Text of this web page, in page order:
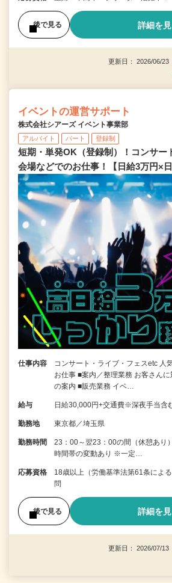
後で見る 詳細を
更新日： 2026/06/
イベントの運営サポート
株式会社シアーズ イベント事業部
アルバイト パート 登録制
短期・単発OK（登録制）！コンサー
会場などでのお仕事！【日給3万円×日
仕事内容
コンサート・ライブ・フェスetc 人
お仕事 ■案内／整理業務 お客さん
の案内 ■販売業務 イベ…
給与 日給30,000円+交通費※深夜手当含
勤務地 東京都／埼玉県
勤務時間
23：00～翌23：00の間（休憩あり
時間帯の変動あり ※一定…
応募資格
18歳以上（労働基準法第61条によ
問
後で見る 詳細を
更新日： 2026/07/